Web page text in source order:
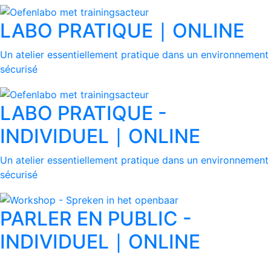
LABO PRATIQUE ∣ ONLINE
Un atelier essentiellement pratique dans un environnement
sécurisé
LABO PRATIQUE -
INDIVIDUEL ∣ ONLINE
Un atelier essentiellement pratique dans un environnement
sécurisé
PARLER EN PUBLIC -
INDIVIDUEL ∣ ONLINE